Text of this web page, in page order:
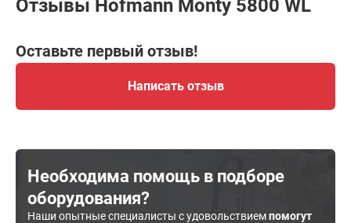
Отзывы Hofmann Monty 5800 WL
Оставьте первый отзыв!
Написать отзыв
Необходима помощь в подборе
оборудования?
Наши опытные специалисты с удовольствиемпомогут